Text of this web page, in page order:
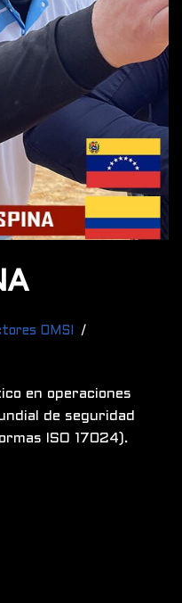
OMSI
en operaciones
de seguridad
ISO 17024).